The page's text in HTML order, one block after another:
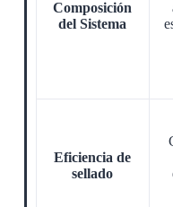
Composición
del Sistema
Eficiencia de
sellado